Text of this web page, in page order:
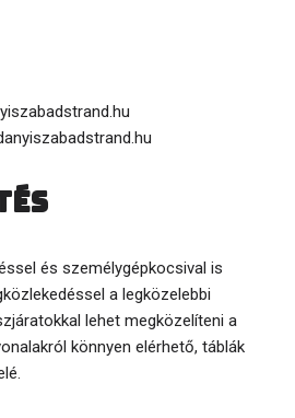
és személygépkocsival is
a legközelebbi
lehet megközelíteni a
könnyen elérhető, táblák